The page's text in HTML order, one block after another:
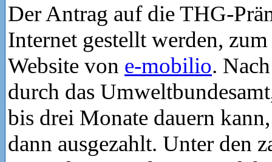
Der Antrag auf die THG-
Internet gestellt werden,
Website von e-mobilio.
durch das
bis drei Monate dauern
dann ausgezahlt. Unter den